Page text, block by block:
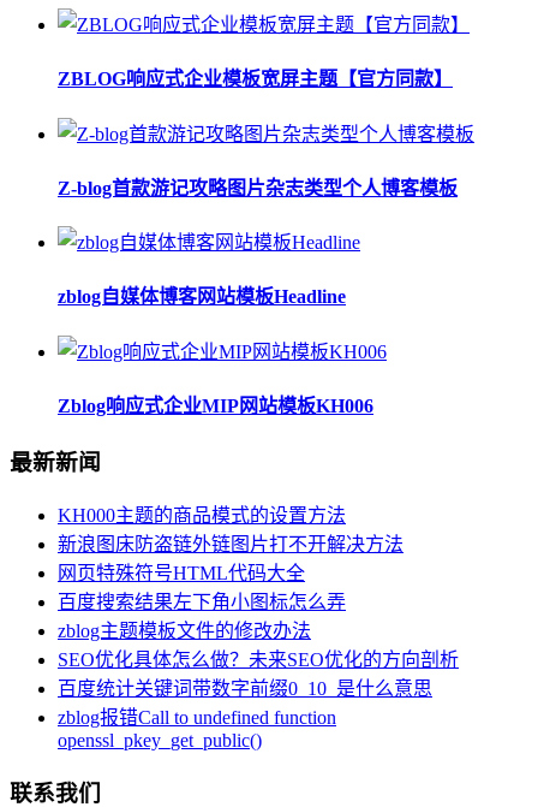
ZBLOG响应式企业模板宽屏主题【官方同款】
Z-blog首款游记攻略图片杂志类型个人博客模板
zblog自媒体博客网站模板Headline
Zblog响应式企业MIP网站模板KH006
最新新闻
KH000主题的商品模式的设置方法
新浪图床防盗链外链图片打不开解决方法
网页特殊符号HTML代码大全
百度搜索结果左下角小图标怎么弄
zblog主题模板文件的修改办法
SEO优化具体怎么做？未来SEO优化的方向剖析
百度统计关键词带数字前缀0_10_是什么意思
zblog报错Call to undefined function
openssl_pkey_get_public()
联系我们